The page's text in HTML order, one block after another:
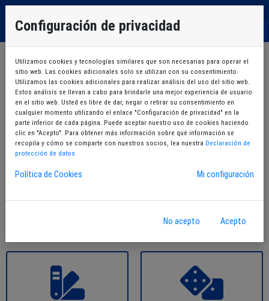
Mi zona Tarjeta virtual
Cursos
Configuración de privacidad
Utilizamos cookies y tecnologías similares que son necesarias para operar el
sitio web. Las cookies adicionales solo se utilizan con su consentimiento.
Utilizamos las cookies adicionales para realizar análisis del uso del sitio web.
Estos análisis se llevan a cabo para brindarle una mejor experiencia de usuario
en el sitio web. Usted es libre de dar, negar o retirar su consentimiento en
cualquier momento utilizando el enlace "Configuración de privacidad" en la
parte inferior de cada página. Puede aceptar nuestro uso de cookies haciendo
clic en "Acepto". Para obtener más información sobre qué información se
recopila y cómo se comparte con nuestros socios, lea nuestra Declaración de
protección de datos
Política de Cookies Mi configuración
No acepto Acepto